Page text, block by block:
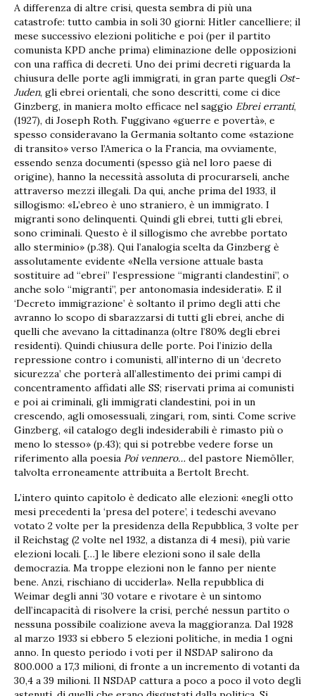
A differenza di altre crisi, questa sembra di più una
catastrofe: tutto cambia in soli 30 giorni: Hitler cancelliere; il
mese successivo elezioni politiche e poi (per il partito
comunista KPD anche prima) eliminazione delle opposizioni
con una raffica di decreti. Uno dei primi decreti riguarda la
chiusura delle porte agli immigrati, in gran parte quegli Ost-
Juden, gli ebrei orientali, che sono descritti, come ci dice
Ginzberg, in maniera molto efficace nel saggio Ebrei erranti,
(1927), di Joseph Roth. Fuggivano «guerre e povertà», e
spesso consideravano la Germania soltanto come «stazione
di transito» verso l’America o la Francia, ma ovviamente,
essendo senza documenti (spesso già nel loro paese di
origine), hanno la necessità assoluta di procurarseli, anche
attraverso mezzi illegali. Da qui, anche prima del 1933, il
sillogismo: «L’ebreo è uno straniero, è un immigrato. I
migranti sono delinquenti. Quindi gli ebrei, tutti gli ebrei,
sono criminali. Questo è il sillogismo che avrebbe portato
allo sterminio» (p.38). Qui l’analogia scelta da Ginzberg è
assolutamente evidente «Nella versione attuale basta
sostituire ad “ebrei” l’espressione “migranti clandestini”, o
anche solo “migranti”, per antonomasia indesiderati». E il
‘Decreto immigrazione’ è soltanto il primo degli atti che
avranno lo scopo di sbarazzarsi di tutti gli ebrei, anche di
quelli che avevano la cittadinanza (oltre l’80% degli ebrei
residenti). Quindi chiusura delle porte. Poi l’inizio della
repressione contro i comunisti, all’interno di un ‘decreto
sicurezza’ che porterà all’allestimento dei primi campi di
concentramento affidati alle SS; riservati prima ai comunisti
e poi ai criminali, gli immigrati clandestini, poi in un
crescendo, agli omosessuali, zingari, rom, sinti. Come scrive
Ginzberg, «il catalogo degli indesiderabili è rimasto più o
meno lo stesso» (p.43); qui si potrebbe vedere forse un
riferimento alla poesia Poi vennero… del pastore Niemöller,
talvolta erroneamente attribuita a Bertolt Brecht.
L’intero quinto capitolo è dedicato alle elezioni: «negli otto
mesi precedenti la ‘presa del potere’, i tedeschi avevano
votato 2 volte per la presidenza della Repubblica, 3 volte per
il Reichstag (2 volte nel 1932, a distanza di 4 mesi), più varie
elezioni locali. […] le libere elezioni sono il sale della
democrazia. Ma troppe elezioni non le fanno per niente
bene. Anzi, rischiano di ucciderla». Nella repubblica di
Weimar degli anni ’30 votare e rivotare è un sintomo
dell’incapacità di risolvere la crisi, perché nessun partito o
nessuna possibile coalizione aveva la maggioranza. Dal 1928
al marzo 1933 si ebbero 5 elezioni politiche, in media 1 ogni
anno. In questo periodo i voti per il NSDAP salirono da
800.000 a 17,3 milioni, di fronte a un incremento di votanti da
30,4 a 39 milioni. Il NSDAP cattura a poco a poco il voto degli